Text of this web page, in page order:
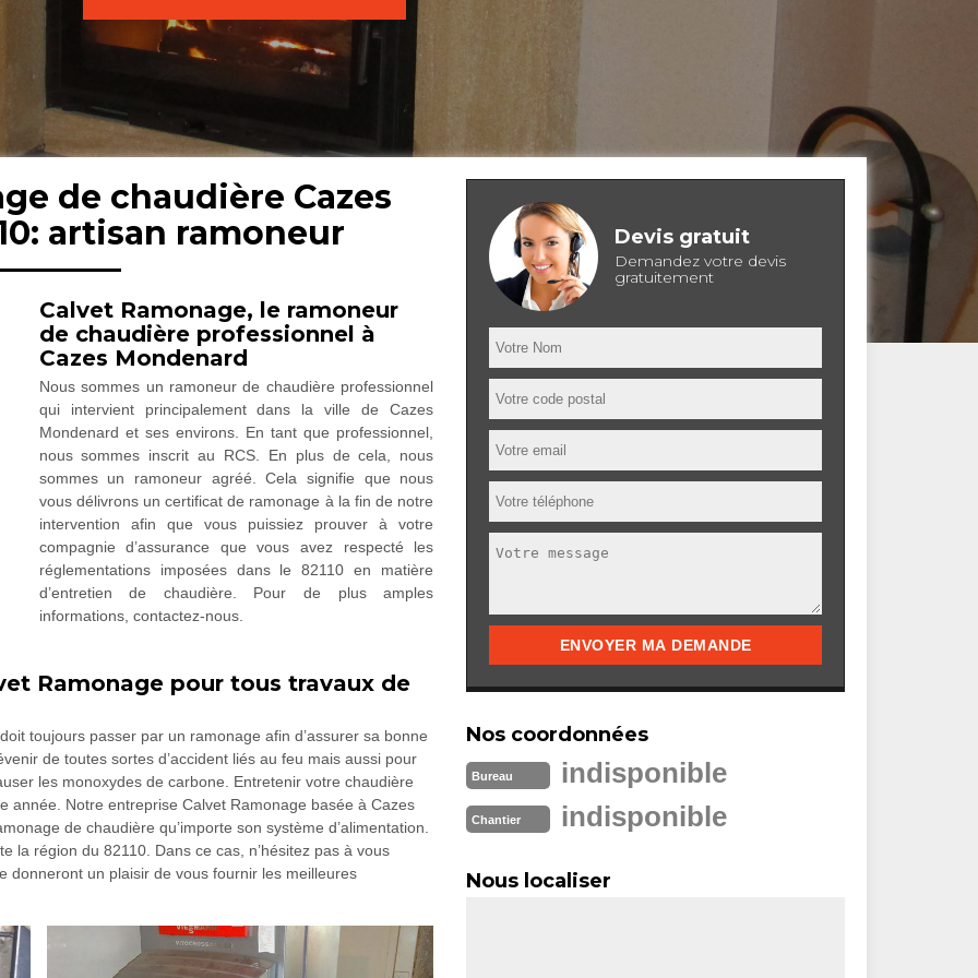
de chaudière Cazes
artisan ramoneur
Calvet Ramonage, le ramoneur
de chaudière professionnel à
Cazes Mondenard
Nous sommes un ramoneur de chaudière professionnel
qui intervient principalement dans la ville de Cazes
Mondenard et ses environs. En tant que professionnel,
nous sommes inscrit au RCS. En plus de cela, nous
sommes un ramoneur agréé. Cela signifie que nous
vous délivrons un certificat de ramonage à la fin de notre
intervention afin que vous puissiez prouver à votre
compagnie d’assurance que vous avez respecté les
réglementations imposées dans le 82110 en matière
d’entretien de chaudière. Pour de plus amples
informations, contactez-nous.
Ramonage pour tous travaux de
toujours passer par un ramonage afin d’assurer sa bonne
de toutes sortes d’accident liés au feu mais aussi pour
les monoxydes de carbone. Entretenir votre chaudière
année. Notre entreprise Calvet Ramonage basée à Cazes
de chaudière qu’importe son système d’alimentation.
la région du 82110. Dans ce cas, n’hésitez pas à vous
donneront un plaisir de vous fournir les meilleures
Devis gratuit
Demandez votre devis
gratuitement
Nos coordonnées
Bureau indisponible
Chantier indisponible
Nous localiser